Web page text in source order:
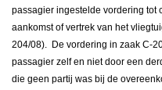
passagier ingestelde vordering tot
aankomst of vertrek van het
204/08). De vordering in zaak C-
passagier zelf en niet door een
die geen partij was bij de